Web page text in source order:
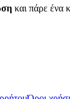
και πάρε ένα